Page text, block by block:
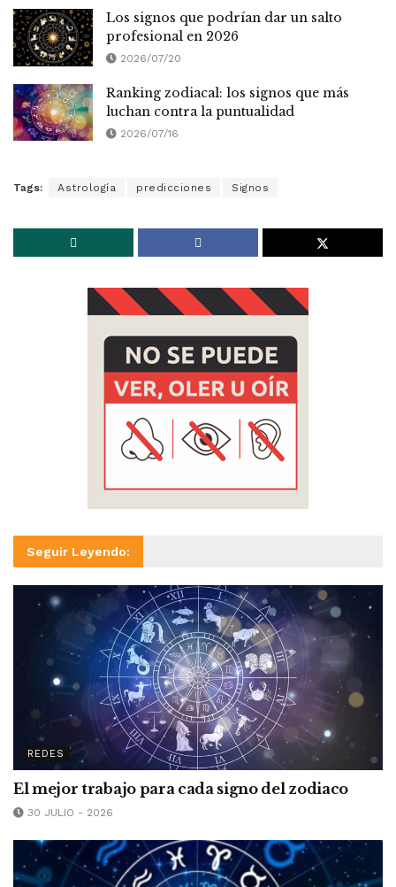
Los signos que podrían dar un salto
profesional en 2026
2026/07/20
Ranking zodiacal: los signos que más
luchan contra la puntualidad
2026/07/16
Tags: Astrología predicciones Signos
Seguir Leyendo:
REDES
El mejor trabajo para cada signo del zodiaco
30 JULIO - 2026